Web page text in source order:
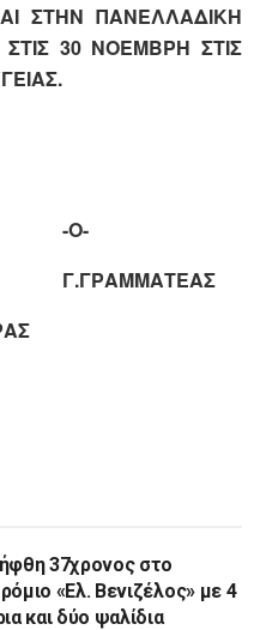
ΣΤΗΝ ΠΑΝΕΛΛΑΔΙΚΗ
30 ΝΟΕΜΒΡΗ ΣΤΙΣ
ΥΓΕΙΑΣ.
37χρονος στο
«Ελ. Βενιζέλος» με 4
και δύο ψαλίδια